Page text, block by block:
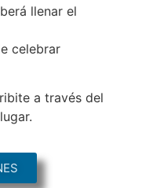
llenar el
celebrar
a través del